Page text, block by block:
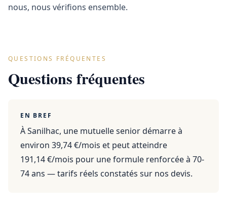
nous, nous vérifions ensemble.
QUESTIONS FRÉQUENTES
Questions fréquentes
EN BREF
À Sanilhac, une mutuelle senior démarre à
environ 39,74 €/mois et peut atteindre
191,14 €/mois pour une formule renforcée à 70-
74 ans — tarifs réels constatés sur nos devis.